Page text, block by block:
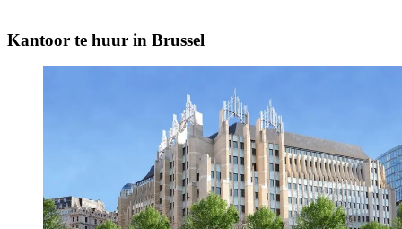
Kantoor te huur in Brussel